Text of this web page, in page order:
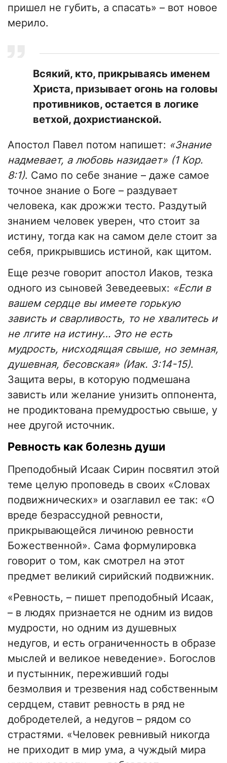
пришел не губить, а спасать» – вот новое
мерило.
Всякий, кто, прикрываясь именем
Христа, призывает огонь на головы
противников, остается в логике
ветхой, дохристианской.
Апостол Павел потом напишет: «Знание
надмевает, а любовь назидает» (1 Кор.
8:1). Само по себе знание – даже самое
точное знание о Боге – раздувает
человека, как дрожжи тесто. Раздутый
знанием человек уверен, что стоит за
истину, тогда как на самом деле стоит за
себя, прикрывшись истиной, как щитом.
Еще резче говорит апостол Иаков, тезка
одного из сыновей Зеведеевых: «Если в
вашем сердце вы имеете горькую
зависть и сварливость, то не хвалитесь и
не лгите на истину… Это не есть
мудрость, нисходящая свыше, но земная,
душевная, бесовская» (Иак. 3:14-15).
Защита веры, в которую подмешана
зависть или желание унизить оппонента,
не продиктована премудростью свыше, у
нее другой источник.
Ревность как болезнь души
Преподобный Исаак Сирин посвятил этой
теме целую проповедь в своих «Словах
подвижнических» и озаглавил ее так: «О
вреде безрассудной ревности,
прикрывающейся личиною ревности
Божественной». Сама формулировка
говорит о том, как смотрел на этот
предмет великий сирийский подвижник.
«Ревность, – пишет преподобный Исаак,
– в людях признается не одним из видов
мудрости, но одним из душевных
недугов, и есть ограниченность в образе
мыслей и великое неведение». Богослов
и пустынник, переживший годы
безмолвия и трезвения над собственным
сердцем, ставит ревность в ряд не
добродетелей, а недугов – рядом со
страстями. «Человек ревнивый никогда
не приходит в мир ума, а чуждый мира